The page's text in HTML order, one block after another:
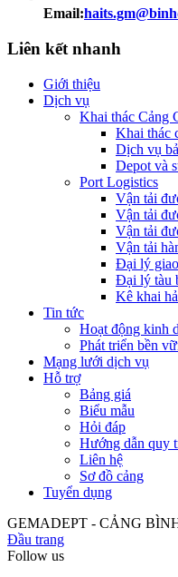
Email:
Liên kết nhanh
Giới thiệu
Dịch vụ
Khai thác Cảng
Khai thác
Dịch vụ
Depot và
Port Logistics
Vận tải
Vận tải
Vận tải
Vận tải
Đại lý
Đại lý tàu
Kê khai
Tin tức
Hoạt động kinh
Phát triển bền
Mạng lưới dịch vụ
Hỗ trợ
Bảng giá
Biểu mẫu
Hỏi đáp
Hướng dẫn quy
Liên hệ
Sơ đồ cảng
Tuyển dụng
GEMADEPT - CẢNG
Đầu trang
Follow us